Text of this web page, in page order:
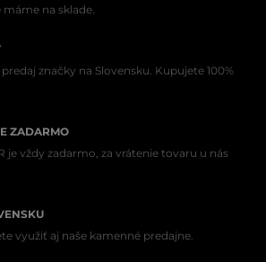
na sklade.
značky na Slovensku. Kupujete 100%
ZADARMO
je vždy zadarmo, za vrátenie tovaru u nás
využiť aj naše kamenné predajne.